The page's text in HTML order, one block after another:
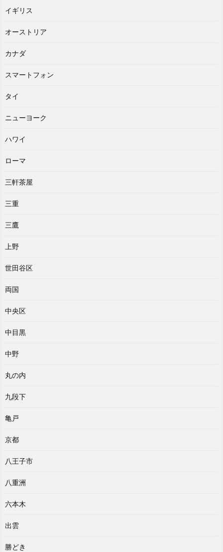
イギリス
オーストリア
カナダ
スマートフォン
タイ
ニューヨーク
ハワイ
ローマ
三軒茶屋
三重
三鷹
上野
世田谷区
両国
中央区
中目黒
中野
丸の内
九段下
亀戸
京都
八王子市
八重洲
六本木
出雲
勝どき